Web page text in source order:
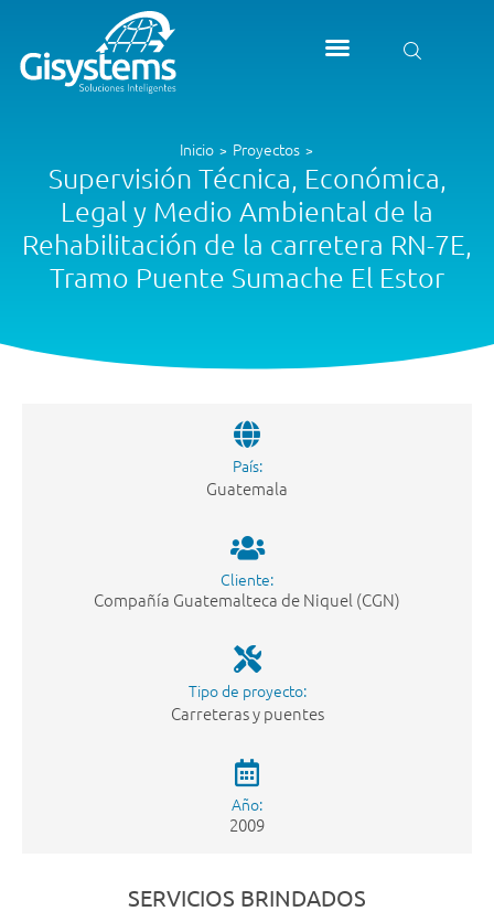
Inicio > Proyectos >
Supervisión Técnica, Económica,
Legal y Medio Ambiental de la
Rehabilitación de la carretera RN-7E,
Tramo Puente Sumache El Estor
País:
Guatemala
Cliente:
Compañía Guatemalteca de Niquel (CGN)
Tipo de proyecto:
Carreteras y puentes
Año:
2009
SERVICIOS BRINDADOS